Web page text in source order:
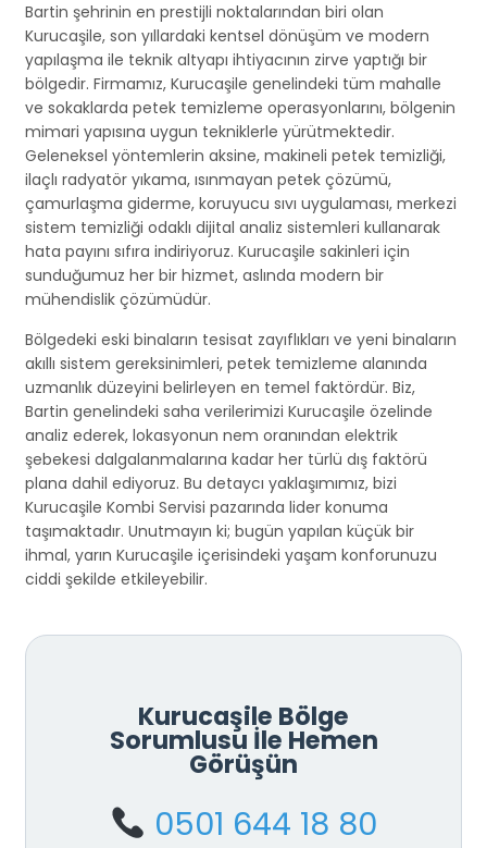
Bartin şehrinin en prestijli noktalarından biri olan
Kurucaşile, son yıllardaki kentsel dönüşüm ve modern
yapılaşma ile teknik altyapı ihtiyacının zirve yaptığı bir
bölgedir. Firmamız, Kurucaşile genelindeki tüm mahalle
ve sokaklarda petek temizleme operasyonlarını, bölgenin
mimari yapısına uygun tekniklerle yürütmektedir.
Geleneksel yöntemlerin aksine, makineli petek temizliği,
ilaçlı radyatör yıkama, ısınmayan petek çözümü,
çamurlaşma giderme, koruyucu sıvı uygulaması, merkezi
sistem temizliği odaklı dijital analiz sistemleri kullanarak
hata payını sıfıra indiriyoruz. Kurucaşile sakinleri için
sunduğumuz her bir hizmet, aslında modern bir
mühendislik çözümüdür.
Bölgedeki eski binaların tesisat zayıflıkları ve yeni binaların
akıllı sistem gereksinimleri, petek temizleme alanında
uzmanlık düzeyini belirleyen en temel faktördür. Biz,
Bartin genelindeki saha verilerimizi Kurucaşile özelinde
analiz ederek, lokasyonun nem oranından elektrik
şebekesi dalgalanmalarına kadar her türlü dış faktörü
plana dahil ediyoruz. Bu detaycı yaklaşımımız, bizi
Kurucaşile Kombi Servisi pazarında lider konuma
taşımaktadır. Unutmayın ki; bugün yapılan küçük bir
ihmal, yarın Kurucaşile içerisindeki yaşam konforunuzu
ciddi şekilde etkileyebilir.
Kurucaşile Bölge
Sorumlusu İle Hemen
Görüşün
0501 644 18 80